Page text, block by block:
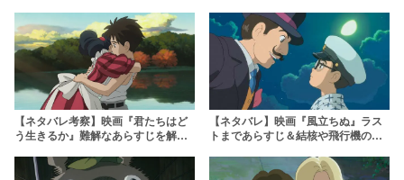
【ネタバレ考察】映画『君たちはど
う生きるか』難解なあらすじを解
【ネタバレ】映画『風立ちぬ』ラス
トまであらすじ＆結核や飛行機の怖
ルの意味を考察